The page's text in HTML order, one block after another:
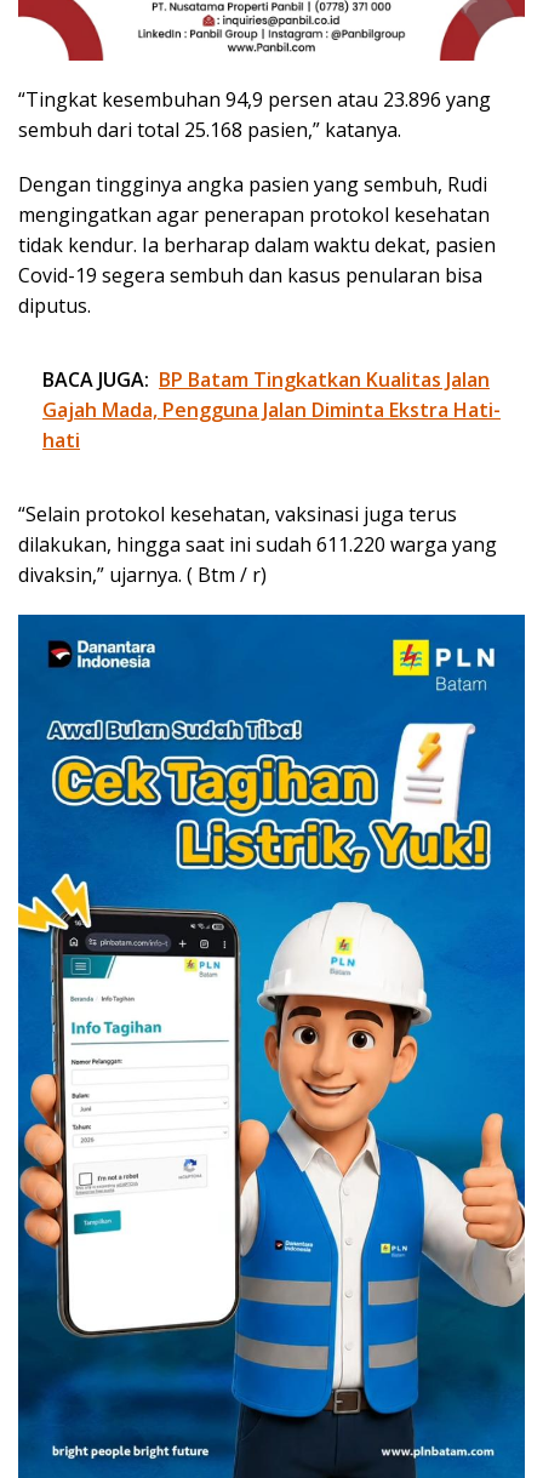
“Tingkat kesembuhan 94,9 persen atau 23.896 yang
sembuh dari total 25.168 pasien,” katanya.
Dengan tingginya angka pasien yang sembuh, Rudi
mengingatkan agar penerapan protokol kesehatan
tidak kendur. Ia berharap dalam waktu dekat, pasien
Covid-19 segera sembuh dan kasus penularan bisa
diputus.
BACA JUGA: BP Batam Tingkatkan Kualitas Jalan
Gajah Mada, Pengguna Jalan Diminta Ekstra Hati-
hati
“Selain protokol kesehatan, vaksinasi juga terus
dilakukan, hingga saat ini sudah 611.220 warga yang
divaksin,” ujarnya. ( Btm / r)